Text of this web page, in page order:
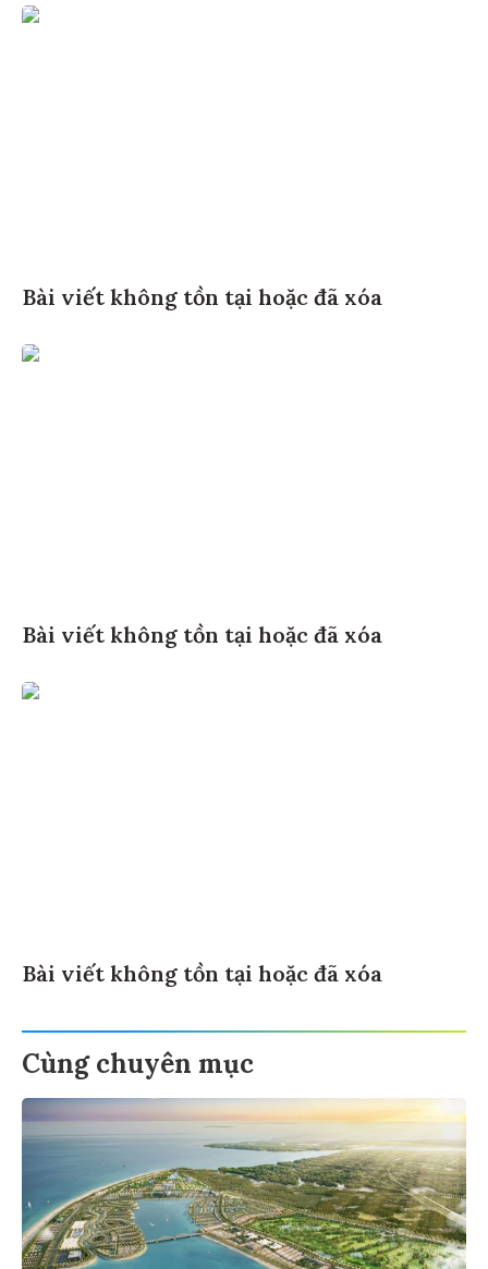
Bài viết không tồn tại hoặc đã xóa
Bài viết không tồn tại hoặc đã xóa
Bài viết không tồn tại hoặc đã xóa
Cùng chuyên mục